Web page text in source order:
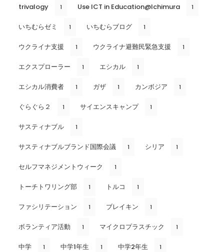
trivalogy 1 Use ICT in Education@Ichimura 1
いちむらゼミ 1 いちむらブログ 1
ウクライナ支援 1 ウクライナ避難民緊急支援 1
エクスプローラー 1 エシカル 1
エシカル消費者 1 ガザ 1 カンボジア 1
ぐらぐら２ 1 サイエンスキャンプ 1
サスティナブル 1
サスティナブルブランド国際会議 1 シリア 1
セルフマネジメントウィーク 1
トーチトワリング部 1 トルコ 1
ファシリテーション 1 ブレイキン 1
ボランティア活動 1 マイクロプラスチック 1
中学 1 中学1年生 1 中学2年生 1